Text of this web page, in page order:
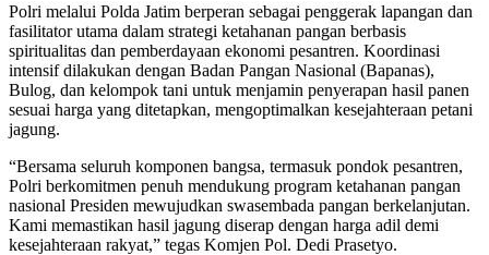
Polri melalui Polda Jatim berperan sebagai penggerak lapangan dan
fasilitator utama dalam strategi ketahanan pangan berbasis
spiritualitas dan pemberdayaan ekonomi pesantren. Koordinasi
intensif dilakukan dengan Badan Pangan Nasional (Bapanas),
Bulog, dan kelompok tani untuk menjamin penyerapan hasil panen
sesuai harga yang ditetapkan, mengoptimalkan kesejahteraan petani
jagung.
“Bersama seluruh komponen bangsa, termasuk pondok pesantren,
Polri berkomitmen penuh mendukung program ketahanan pangan
nasional Presiden mewujudkan swasembada pangan berkelanjutan.
Kami memastikan hasil jagung diserap dengan harga adil demi
kesejahteraan rakyat,” tegas Komjen Pol. Dedi Prasetyo.